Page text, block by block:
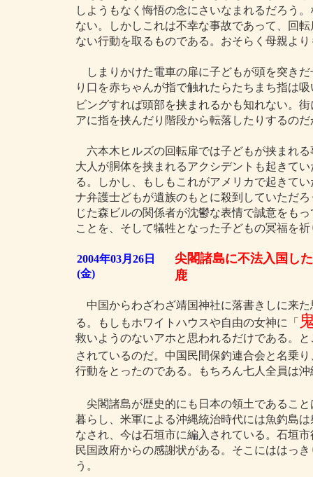
しようもなく悔悟の念にさいなまれるだろう
ない。しかしこれは不幸な事故であって、回
ない行動を取るものである。おそらく母親よ
しまりかけた電車の扉に子どもが頭を突き
り口を赤ちゃんが指で触れたらたちまち指は
ビングすれば頭部を挟まれるかも知れない。街
アに指を挟んだり階段から転落したりするのだ
六本木ヒルズの回転扉では子どもが挟まれ
大人が胴体を挟まれるアクシデントも起きて
る。しかし、もしもこれがアメリカで起きて
ナ弁護士どもが遺族のもとに殺到していただ
じた森ビルの関係者が沈鬱な表情で誠意をも
ことを、そして犠牲となった子どもの冥福を祈
2004年03月26日
(金)
尖閣諸島に不法入国し
鹿
中国からわざわざ靖国神社に落書きしに来
る。もしもホワイトハウスや自由の女神に「
救いようのないアホと思われるだけである。
されているのだ。中国民間保釣連合会と名乗
行動をとったのである。もちろん七人全員は
尖閣諸島が歴史的にも日本の領土であるこ
暮らし、米軍による沖縄統治時代には魚釣島
なされ、今は石垣市に編入されている。石垣
民国政府からの感謝状がある。そこにははっき
う。